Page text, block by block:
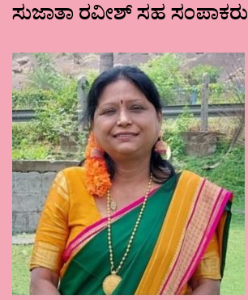
ಸುಜಾತಾ ರವೀಶ್ ಸಹ ಸಂಪಾಕರು